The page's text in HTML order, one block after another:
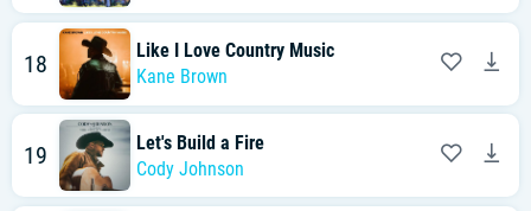
18
Like I Love Country Music
Kane Brown
19
Let's Build a Fire
Cody Johnson